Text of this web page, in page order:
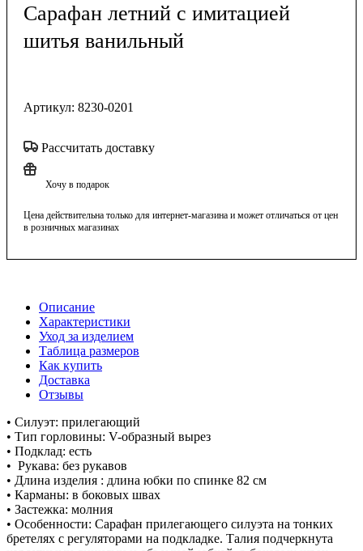
Сарафан летний с имитацией
шитья ванильный
Артикул: 8230-0201
Рассчитать доставку
Хочу в подарок
Цена действительна только для интернет-магазина и может отличаться от цен
в розничных магазинах
Описание
Характеристики
Уход за изделием
Таблица размеров
Как купить
Доставка
Отзывы
• Силуэт: прилегающий
• Тип горловины: V-образный вырез
• Подклад: есть
• Рукава: без рукавов
• Длина изделия : длина юбки по спинке 82 см
• Карманы: в боковых швах
• Застежка: молния
• Особенности: Сарафан прилегающего силуэта на тонких
бретелях с регуляторами на подкладке. Талия подчеркнута